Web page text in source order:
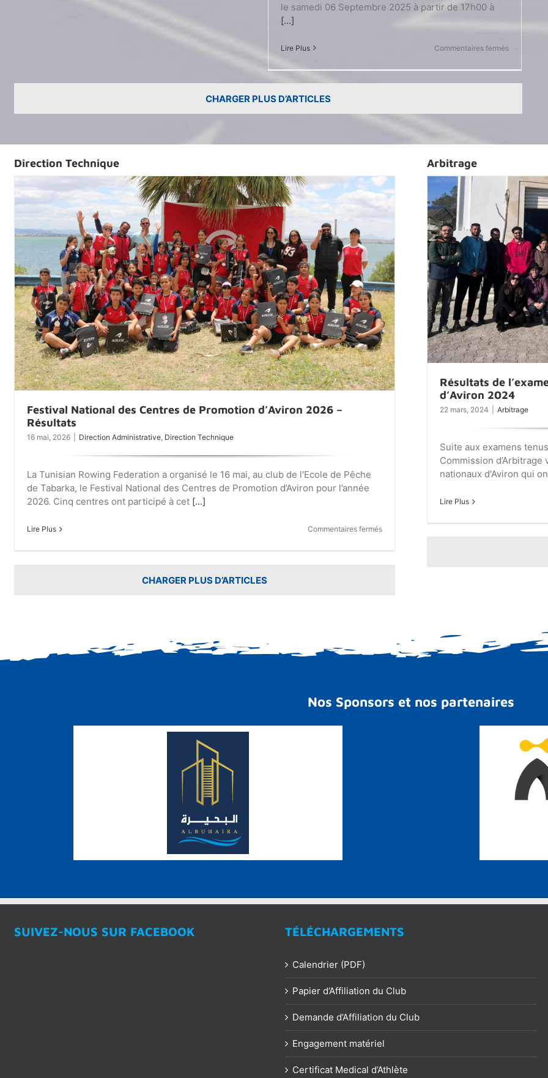
le samedi 06 Septembre 2025 à partir de 17h00 à
[...]
Lire Plus Commentaires ferméssur
générale
CHARGER PLUS D’ARTICLES
Direction Technique
Festival National des Centres de Promotion d’Aviron 2026 –
Résultats
16 mai, 2026 Direction Administrative, Direction Technique
La Tunisian Rowing Federation a organisé le 16 mai, au club de l'Ecole de Pêche
de Tabarka, le Festival National des Centres de Promotion d’Aviron pour l’année
2026. Cinq centres ont participé à cet [...]
Lire Plus Commentaires ferméssur
Résultats
CHARGER PLUS D’ARTICLES
Arbitrage
Résultats de
d’Aviron 2024
22 mars, 2024 Arbitrage
Suite aux examens
Commission
nationaux d'Aviron qui
Lire Plus
Nos Sponsors et nos partenaires
SUIVEZ-NOUS SUR FACEBOOK TÉLÉCHARGEMENTS
Calendrier (PDF)
Papier d’Affiliation du Club
Demande d’Affiliation du Club
Engagement matériel
Certificat Medical d’Athlète